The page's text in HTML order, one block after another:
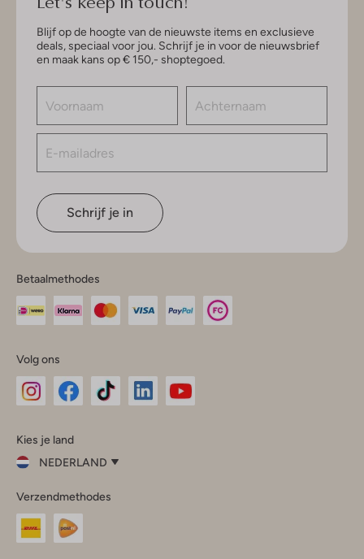
Blijf op de hoogte van de nieuwste items en exclusieve
deals, speciaal voor jou. Schrijf je in voor de nieuwsbrief
en maak kans op € 150,- shoptegoed.
Schrijf je in
Betaalmethodes
Volg ons
InstagramFacebook
Kies je land
NEDERLAND
je
land
Nederland
Verzendmethodes